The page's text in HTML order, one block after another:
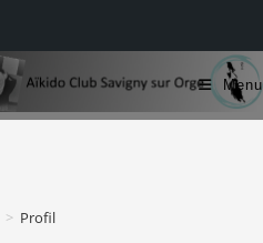
Menu
> Profil